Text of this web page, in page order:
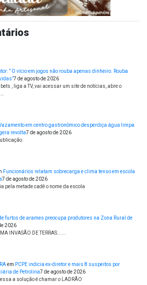
” O vício em jogos não rouba apenas dinheiro. Rouba
7 de agosto de 2026
, liga a TV, vai acessar um site de notícias, abre o
em centro gastronômico desperdiça água limpa
revolta7 de agosto de 2026
Funcionários relatam sobrecarga e clima tenso em escola
7 de agosto de 2026
pela metade cadê o nome da escola
furtos de arames preocupa produtores na Zona Rural de
2026
INVASÃO DE TERRAS......
em PCPE indicia ex-diretor e mais 8 suspeitos por
de Petrolina7 de agosto de 2026
a solução é chamar o LADRÃO